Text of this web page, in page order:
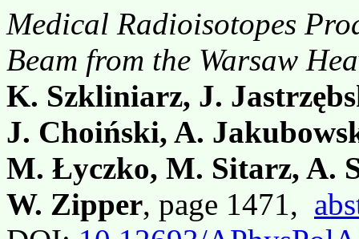
Medical Radioisotopes
Beam from the Warsaw
K. Szkliniarz, J.
J. Choiński, A.
M. Łyczko, M. Sitarz, A.
W. Zipper, page 1471,